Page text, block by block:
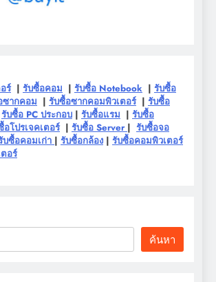
ร์| รับซื้อคอม | รับซื้อ Notebook | รับซื้อ
ซากคอม | รับซื้อซากคอมพิวเตอร์| รับซื้อ
รับซื้อ PC ประกอบ | รับซื้อแรม | รับซื้อ
อโปรเจคเตอร์| รับซื้อ Server | รับซื้อจอ
บซื้อคอมเก่า | รับซื้อกล้อง | รับซื้อคอมพิวเตอร์
อร์
ค้นหา